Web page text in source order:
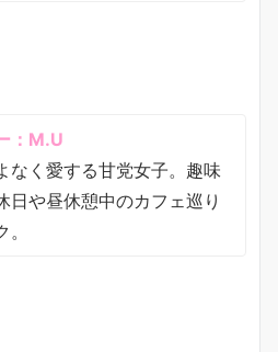
：M.U
なく愛する甘党女子。趣味
日や昼休憩中のカフェ巡り